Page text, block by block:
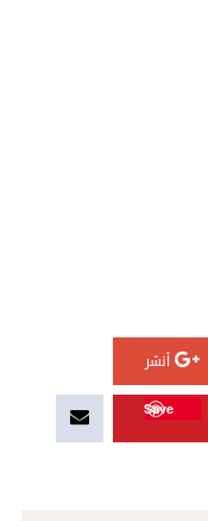
أنشر
Save